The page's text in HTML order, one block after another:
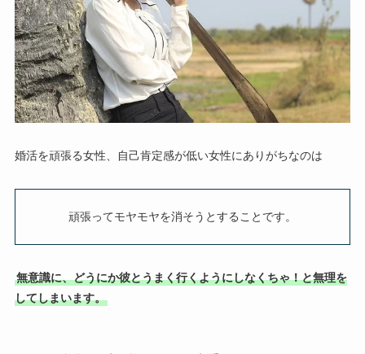
婚活を頑張る女性、自己肯定感が低い女性にありがちなのは
頑張ってモヤモヤを消そうとすることです。
無意識に、どうにか彼とうまく行くようにしなくちゃ！と無理を
してしまいます。